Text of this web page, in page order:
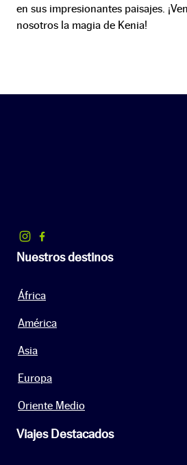
en sus impresionantes paisajes.
nosotros la magia de Kenia!
Nuestros destinos
África
América
Asia
Europa
Oriente Medio
Viajes Destacados